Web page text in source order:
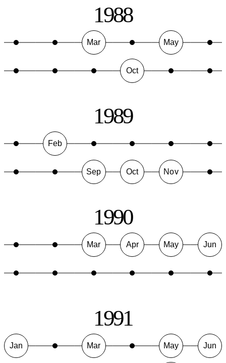
1988
Mar May
Oct
1989
Feb
Sep Oct Nov
1990
Mar Apr May Jun
1991
Jan Mar May Jun